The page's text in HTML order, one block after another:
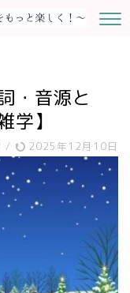
・音源と
学】
/ 2025年12月10日